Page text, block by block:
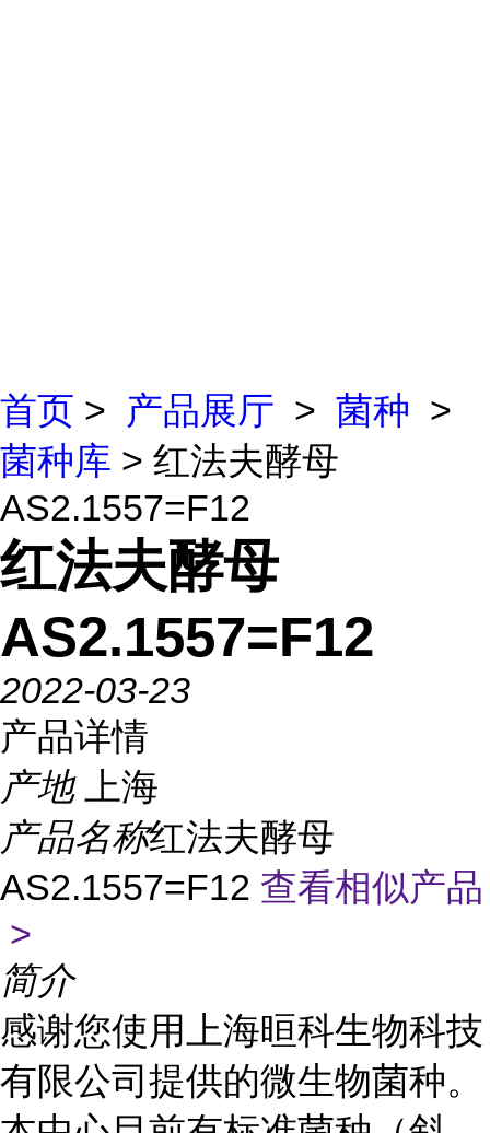
首页 > 产品展厅 > 菌种 >
菌种库 > 红法夫酵母
AS2.1557=F12
红法夫酵母
AS2.1557=F12
2022-03-23
产品详情
产地
上海
产品名称红法夫酵母
AS2.1557=F12 查看相似产品
>
简介
感谢您使用上海晅科生物科技
有限公司提供的微生物菌种。